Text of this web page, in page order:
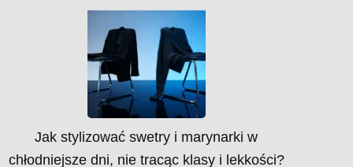
Jak stylizować swetry i marynarki w
chłodniejsze dni, nie tracąc klasy i lekkości?